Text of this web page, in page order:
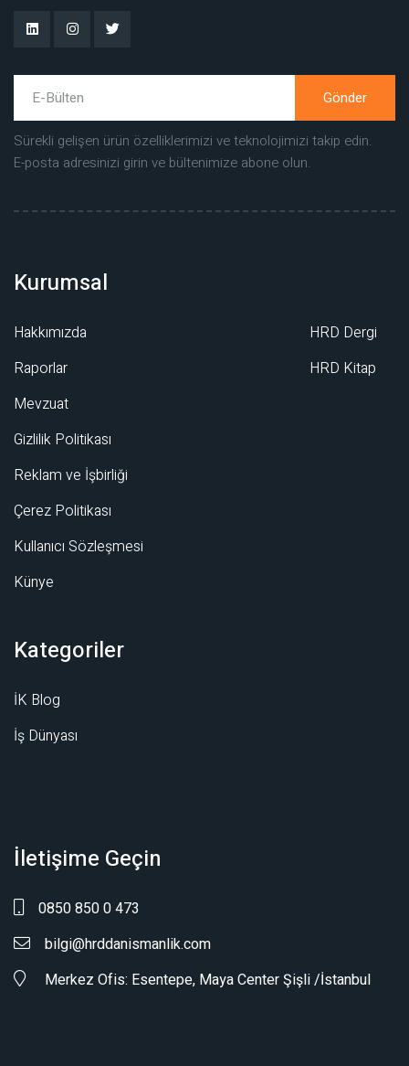
Gönder
Sürekli gelişen ürün özelliklerimizi ve teknolojimizi takip edin.
E-posta adresinizi girin ve bültenimize abone olun.
Kurumsal
Hakkımızda
Raporlar
Mevzuat
Gizlilik Politikası
Reklam ve İşbirliği
Çerez Politikası
Kullanıcı Sözleşmesi
Künye
HRD Dergi
HRD Kitap
Kategoriler
İK Blog
İş Dünyası
İletişime Geçin
0850 850 0 473
bilgi@hrddanismanlik.com
Merkez Ofis: Esentepe, Maya Center Şişli /İstanbul